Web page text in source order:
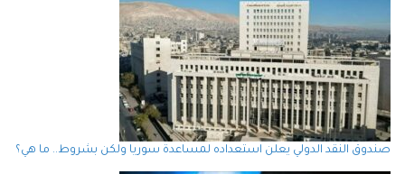
صندوق النقد الدولي يعلن استعداده لمساعدة سوريا ولكن بشروط.. ما هي؟